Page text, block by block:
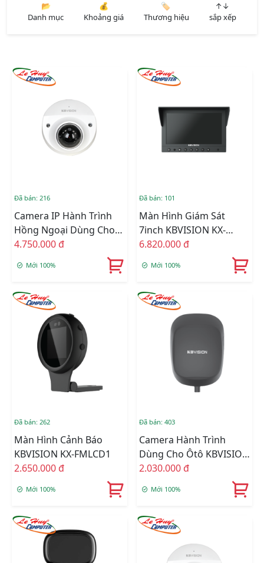
📂
Danh mục
💰
Khoảng giá
🏷️
Thương hiệu
↑↓
sắp xếp
Đã bán: 216
Camera IP Hành Trình
Hồng Ngoại Dùng Cho
Ôtô KBVISION KX-
4.750.000 đ
Mới 100%
Đã bán: 101
Màn Hình Giám Sát
7inch KBVISION KX-
FMLCD7-T
6.820.000 đ
Mới 100%
Đã bán: 262
Màn Hình Cảnh Báo
KBVISION KX-FMLCD1
2.650.000 đ
Mới 100%
Đã bán: 403
Camera Hành Trình
Dùng Cho Ôtô KBVISION
KX-FM1002-ADAS
2.030.000 đ
Mới 100%